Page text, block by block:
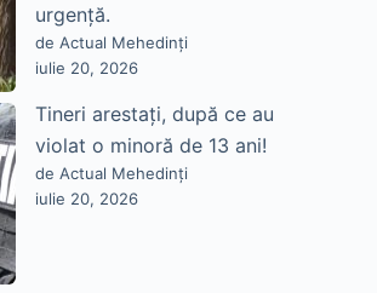
urgență.
de Actual Mehedinți
iulie 20, 2026
Tineri arestați, după ce au
violat o minoră de 13 ani!
de Actual Mehedinți
iulie 20, 2026